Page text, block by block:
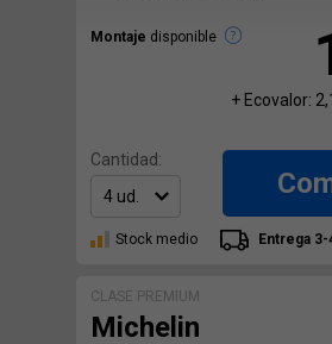
Montaje disponible
+ Ecovalor:
Cantidad:
Stock medio Entrega
CLASE PREMIUM
Michelin